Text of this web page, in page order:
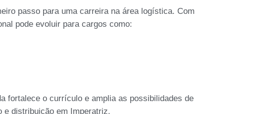
passo para uma carreira na área logística. Com
pode evoluir para cargos como:
fortalece o currículo e amplia as possibilidades de
e distribuição em Imperatriz.